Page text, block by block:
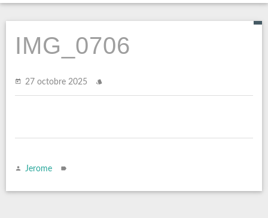
IMG_0706
27 octobre 2025
Jerome